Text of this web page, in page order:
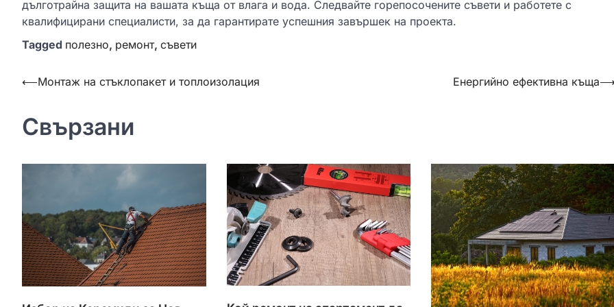
дълготрайна защита на вашата къща от влага и вода. Следвайте горепосочените съвети и работете с
квалифицирани специалисти, за да гарантирате успешния завършек на проекта.
Tagged полезно, ремонт, съвети
Навигация
⟵Монтаж на стъклопакет и топлоизолация Енергийно ефективна къща
Свързани